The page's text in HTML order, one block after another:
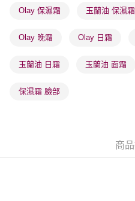
(香港門市) 只顯示可選門市。確
取。逾期會取消訂單，並不會安
(澳門門市) 只顯示可選門市。確
Olay 保濕霜 玉蘭油 保濕霜
Olay 晚霜 Olay 日霜
玉蘭油 日霜 玉蘭油 面霜
保濕霜 臉部
商